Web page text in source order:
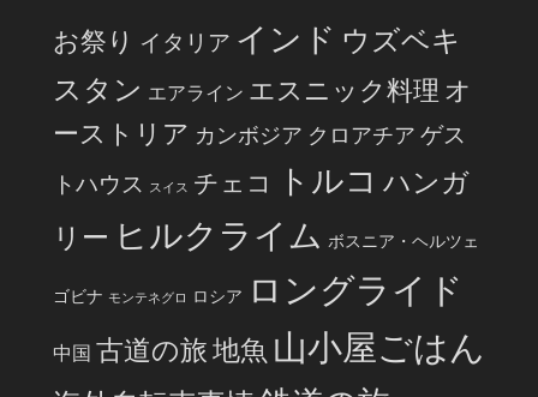
お祭り イタリア インド ウズベキ
スタン エアライン エスニック料理 オ
ーストリア カンボジア クロアチア ゲス
トハウス
スイス チェコ トルコ ハンガ
リー ヒルクライム ボスニア・ヘルツェ
ゴビナ モンテネグロ ロシア ロングライド
中国 古道の旅 地魚 山小屋ごはん